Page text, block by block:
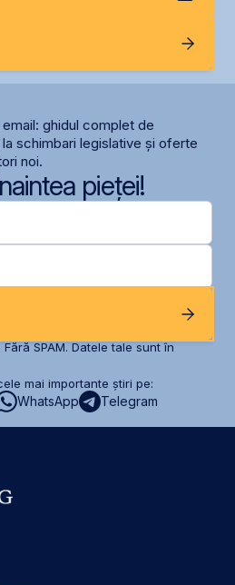
ghidul complet de
schimbari legislative și oferte
noi.
pieței!
SPAM. Datele tale sunt în
mai importante știri pe:
WhatsApp Telegram